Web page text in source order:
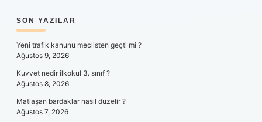
SIDEBAR
SON YAZILAR
Yeni trafik kanunu meclisten geçti mi ?
Ağustos 9, 2026
Kuvvet nedir ilkokul 3. sınıf ?
Ağustos 8, 2026
Matlaşan bardaklar nasıl düzelir ?
Ağustos 7, 2026